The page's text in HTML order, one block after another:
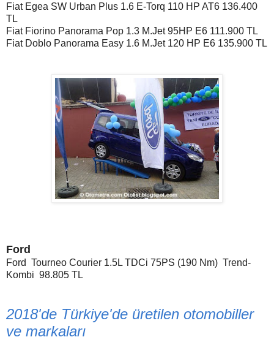
Fiat Egea SW Urban Plus 1.6 E-Torq 110 HP AT6 136.400
TL
Fiat Fiorino Panorama Pop 1.3 M.Jet 95HP E6 111.900 TL
Fiat Doblo Panorama Easy 1.6 M.Jet 120 HP E6 135.900 TL
Ford
Ford Tourneo Courier 1.5L TDCi 75PS (190 Nm) Trend-
Kombi 98.805 TL
2018'de Türkiye'de üretilen otomobiller
ve markaları